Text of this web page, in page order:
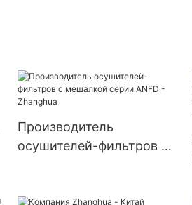
Производитель
осушителей-фильтров с